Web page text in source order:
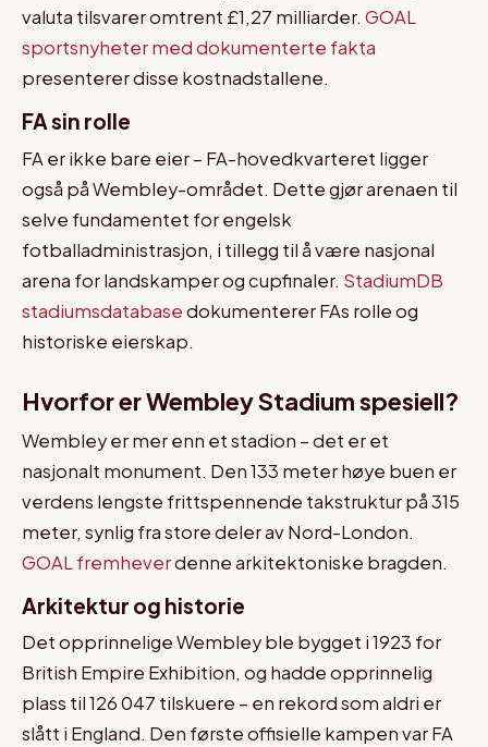
valuta tilsvarer omtrent £1,27 milliarder. GOAL
sportsnyheter med dokumenterte fakta
presenterer disse kostnadstallene.
FA sin rolle
FA er ikke bare eier – FA-hovedkvarteret ligger
også på Wembley-området. Dette gjør arenaen til
selve fundamentet for engelsk
fotballadministrasjon, i tillegg til å være nasjonal
arena for landskamper og cupfinaler. StadiumDB
stadiumsdatabasedokumenterer FAs rolle og
historiske eierskap.
Hvorfor er Wembley Stadium spesiell?
Wembley er mer enn et stadion – det er et
nasjonalt monument. Den 133 meter høye buen er
verdens lengste frittspennende takstruktur på 315
meter, synlig fra store deler av Nord-London.
GOAL fremheverdenne arkitektoniske bragden.
Arkitektur og historie
Det opprinnelige Wembley ble bygget i 1923 for
British Empire Exhibition, og hadde opprinnelig
plass til 126 047 tilskuere – en rekord som aldri er
slått i England. Den første offisielle kampen var FA